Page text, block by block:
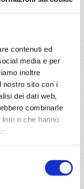
contenuti ed
media e per
inoltre
nostro sito con i
dei dati web,
combinarle
o che hanno
09/2026
€ 983